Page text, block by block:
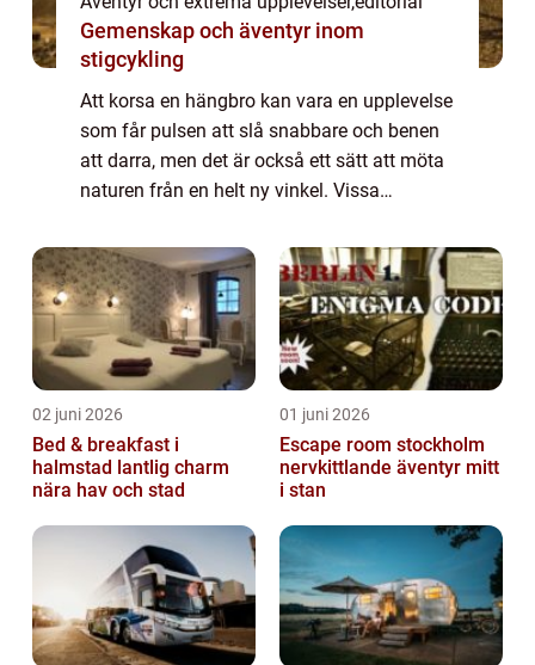
Gemenskap och äventyr inom
stigcykling
Att korsa en hängbro kan vara en upplevelse
som får pulsen att slå snabbare och benen
att darra, men det är också ett sätt att möta
naturen från en helt ny vinkel. Vissa
02 juni 2026
Bed & breakfast i
halmstad lantlig charm
nära hav och stad
01 juni 2026
Escape room stockholm
nervkittlande äventyr mitt
i stan